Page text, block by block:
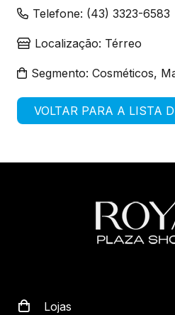
Telefone: (43) 3323-6583
Localização: Térreo
Segmento:Cosméticos,
VOLTAR PARA A LISTA
Lojas